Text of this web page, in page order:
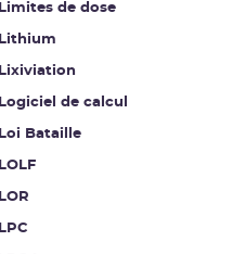
Limites de dose
Lithium
Lixiviation
Logiciel de calcul
Loi Bataille
LOLF
LOR
LPC